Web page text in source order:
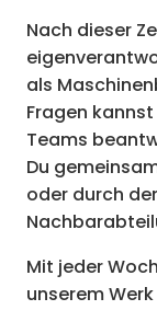
Nach dieser
als
Fragen
Teams
Du
oder durch
Mit jeder
unserem